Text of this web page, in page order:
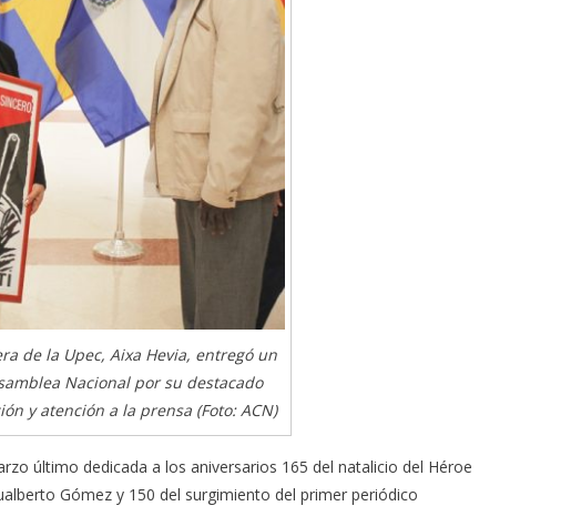
de la Upec, Aixa Hevia, entregó un
Nacional por su destacado
y atención a la prensa (Foto: ACN)
último dedicada a los aniversarios 165 del natalicio del Héroe
Gómez y 150 del surgimiento del primer periódico